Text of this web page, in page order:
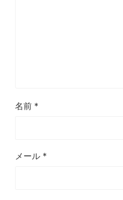
名前 *
メール *